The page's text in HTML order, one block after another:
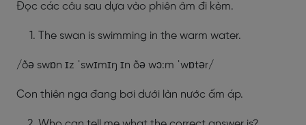
Đọc các câu sau dựa vào phiên âm đi kèm.
The swan is swimming in the warm water.
/ðə swɒn ɪz ˈswɪmɪŋ ɪn ðə wɔ:m ˈwɒtər/
Con thiên nga đang bơi dưới làn nước ấm áp.